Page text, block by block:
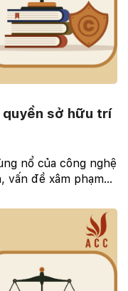
quyền sở hữu trí
nổ của công nghệ
vấn đề xâm phạm
không chỉ ...